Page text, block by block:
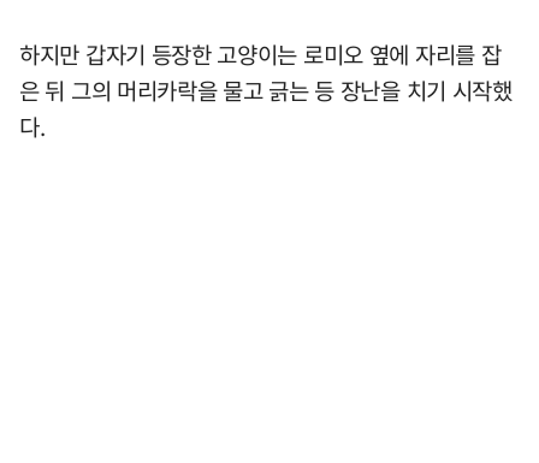
하지만 갑자기 등장한 고양이는 로미오 옆에 자리를 잡
은 뒤 그의 머리카락을 물고 긁는 등 장난을 치기 시작했
다.